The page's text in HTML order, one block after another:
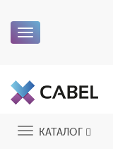
Toggle
ToggleКАТАЛОГ